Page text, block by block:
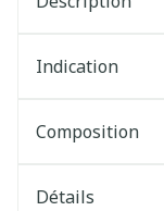
Indication
Composition
Détails